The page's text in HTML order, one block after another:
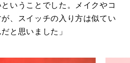
いうことでした。メイクやコ
、スイッチの入り方は似てい
と思いました」